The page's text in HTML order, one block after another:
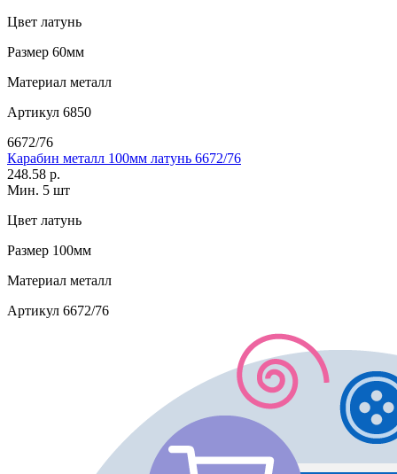
Цвет латунь
Размер 60мм
Материал металл
Артикул 6850
6672/76
Карабин металл 100мм латунь 6672/76
248.58 р.
Мин. 5 шт
Цвет латунь
Размер 100мм
Материал металл
Артикул 6672/76